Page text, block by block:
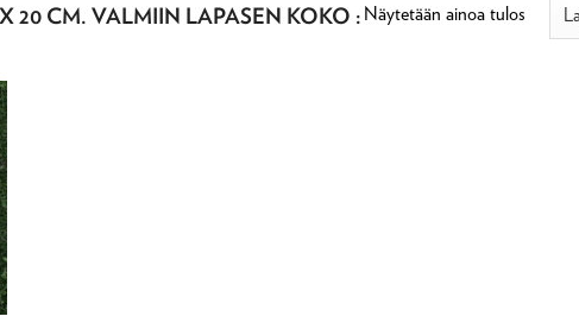
20 CM. VALMIIN LAPASEN KOKO : Näytetään ainoa tulos